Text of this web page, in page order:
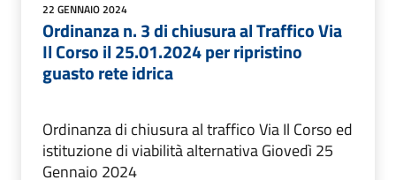
22 GENNAIO 2024
Ordinanza n. 3 di chiusura al Traffico Via
Il Corso il 25.01.2024 per ripristino
guasto rete idrica
Ordinanza di chiusura al traffico Via Il Corso ed
istituzione di viabilità alternativa Giovedì 25
Gennaio 2024